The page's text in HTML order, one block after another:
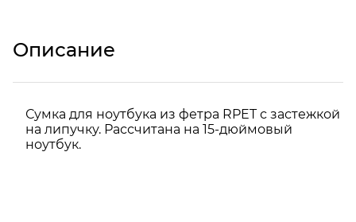
Описание
Сумка для ноутбука из фетра RPET с застежкой
на липучку. Рассчитана на 15-дюймовый
ноутбук.